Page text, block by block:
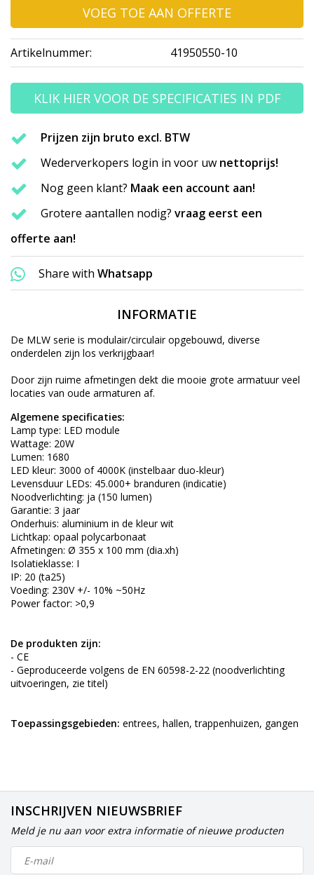
VOEG TOE AAN OFFERTE
Artikelnummer: 41950550-10
KLIK HIER VOOR DE SPECIFICATIES IN PDF
Prijzen zijn bruto excl. BTW
Wederverkopers login in voor uw nettoprijs!
Nog geen klant? Maak een account aan!
Grotere aantallen nodig? vraag eerst een
offerte aan!
Share with Whatsapp
INFORMATIE
De MLW serie is modulair/circulairopgebouwd, diverse
onderdelen zijn los verkrijgbaar!
Door zijn ruime afmetingen dekt die mooie grote armatuur veel
locaties van oude armaturen af.
Algemene specificaties:
Lamp type: LED module
Wattage: 20W
Lumen: 1680
LED kleur: 3000 of 4000K (instelbaar duo-kleur)
Levensduur LEDs: 45.000+ branduren (indicatie)
Noodverlichting: ja (150 lumen)
Garantie: 3 jaar
Onderhuis: aluminium in de kleur wit
Lichtkap: opaal polycarbonaat
Afmetingen: Ø 355 x 100 mm (dia.xh)
Isolatieklasse: I
IP: 20 (ta25)
Voeding: 230V +/- 10% ~50Hz
Power factor: >0,9
De produkten zijn:
- CE
- Geproduceerde volgens de EN 60598-2-22 (noodverlichting
uitvoeringen, zie titel)
Toepassingsgebieden: entrees, hallen, trappenhuizen, gangen
INSCHRIJVEN NIEUWSBRIEF
Meld je nu aan voor extra informatie of nieuwe producten